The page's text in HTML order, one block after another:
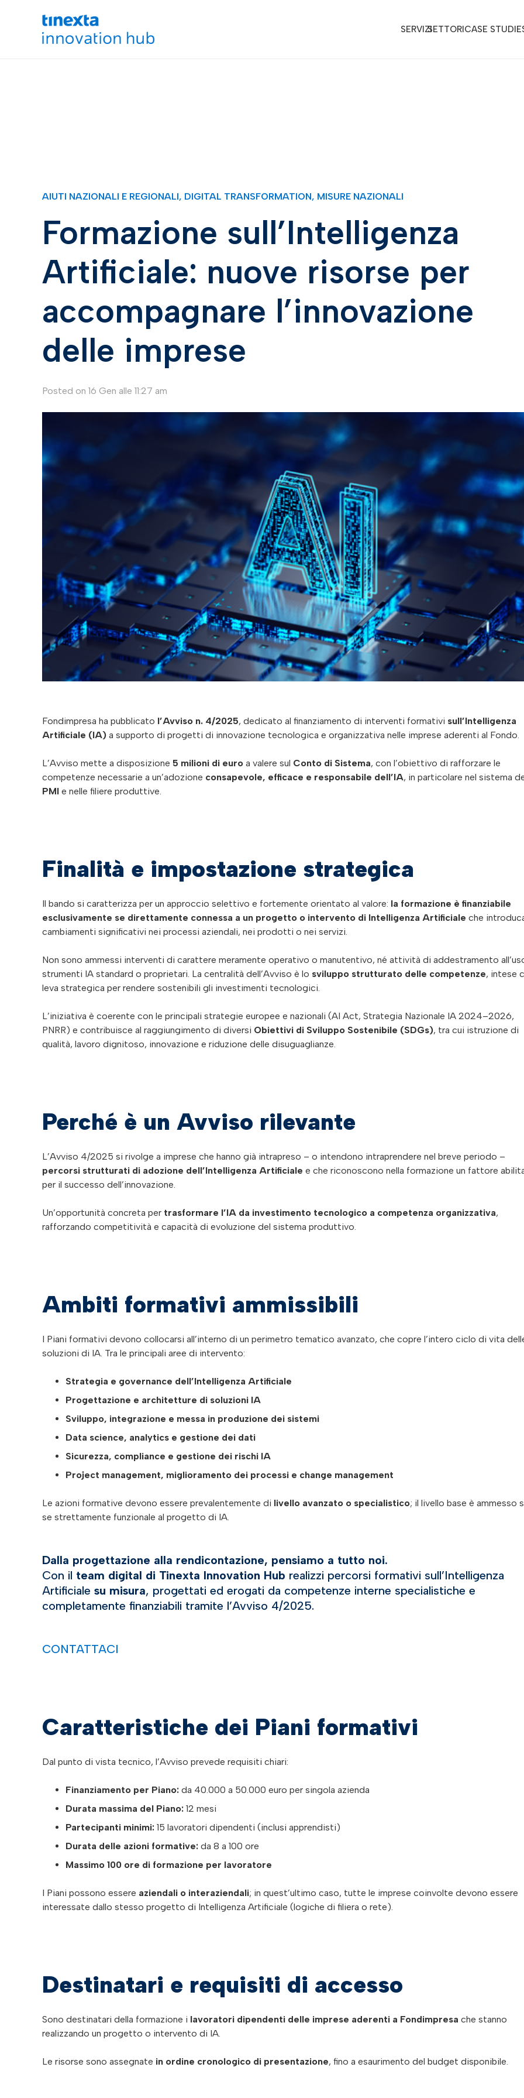
SERVIZISETTORICASE
AIUTI NAZIONALI E REGIONALI, DIGITAL TRANSFORMATION, MISURE NAZIONALI
Formazione sull’Intelligenza
Artificiale: nuove risorse per
accompagnare l’innovazione
delle imprese
Posted on 16 Gen alle 11:27 am
Fondimpresa ha pubblicato l’Avviso n. 4/2025, dedicato al finanziamento di interventi formativi sull’Intelligenza
Artificiale (IA) a supporto di progetti di innovazione tecnologica e organizzativa nelle imprese aderenti al Fondo.
L’Avviso mette a disposizione 5 milioni di euro a valere sul Conto di Sistema, con l’obiettivo di rafforzare le
competenze necessarie a un’adozione consapevole, efficace e responsabile dell’IA, in particolare nel sistema
PMI e nelle filiere produttive.
Finalità e impostazione strategica
Il bando si caratterizza per un approccio selettivo e fortemente orientato al valore: la formazione è finanziabile
esclusivamente se direttamente connessa a un progetto o intervento di Intelligenza Artificiale che
cambiamenti significativi nei processi aziendali, nei prodotti o nei servizi.
Non sono ammessi interventi di carattere meramente operativo o manutentivo, né attività di addestramento
strumenti IA standard o proprietari. La centralità dell’Avviso è lo sviluppo strutturato delle competenze, intese
leva strategica per rendere sostenibili gli investimenti tecnologici.
L’iniziativa è coerente con le principali strategie europee e nazionali (AI Act, Strategia Nazionale IA 2024–2026,
PNRR) e contribuisce al raggiungimento di diversi Obiettivi di Sviluppo Sostenibile (SDGs), tra cui istruzione di
qualità, lavoro dignitoso, innovazione e riduzione delle disuguaglianze.
Perché è un Avviso rilevante
L’Avviso 4/2025 si rivolge a imprese che hanno già intrapreso – o intendono intraprendere nel breve periodo –
percorsi strutturati di adozione dell’Intelligenza Artificiale e che riconoscono nella formazione un fattore
per il successo dell’innovazione.
Un’opportunità concreta per trasformare l’IA da investimento tecnologico a competenza organizzativa,
rafforzando competitività e capacità di evoluzione del sistema produttivo.
Ambiti formativi ammissibili
I Piani formativi devono collocarsi all’interno di un perimetro tematico avanzato, che copre l’intero ciclo di vita
soluzioni di IA. Tra le principali aree di intervento:
Strategia e governance dell’Intelligenza Artificiale
Progettazione e architetture di soluzioni IA
Sviluppo, integrazione e messa in produzione dei sistemi
Data science, analytics e gestione dei dati
Sicurezza, compliance e gestione dei rischi IA
Project management, miglioramento dei processi e change management
Le azioni formative devono essere prevalentemente di livello avanzato o specialistico; il livello base è ammesso
se strettamente funzionale al progetto di IA.
Dalla progettazione alla rendicontazione, pensiamo a tutto noi.
Con il team digital di Tinexta Innovation Hub realizzi percorsi formativi sull’Intelligenza
Artificiale su misura, progettati ed erogati da competenze interne specialistiche e
completamente finanziabili tramite l’Avviso 4/2025.
CONTATTACI
Caratteristiche dei Piani formativi
Dal punto di vista tecnico, l’Avviso prevede requisiti chiari:
Finanziamento per Piano: da 40.000 a 50.000 euro per singola azienda
Durata massima del Piano: 12 mesi
Partecipanti minimi: 15 lavoratori dipendenti (inclusi apprendisti)
Durata delle azioni formative: da 8 a 100 ore
Massimo 100 ore di formazione per lavoratore
I Piani possono essere aziendali o interaziendali; in quest’ultimo caso, tutte le imprese coinvolte devono essere
interessate dallo stesso progetto di Intelligenza Artificiale (logiche di filiera o rete).
Destinatari e requisiti di accesso
Sono destinatari della formazione i lavoratori dipendenti delle imprese aderenti a Fondimpresa che stanno
realizzando un progetto o intervento di IA.
Le risorse sono assegnate in ordine cronologico di presentazione, fino a esaurimento del budget disponibile.